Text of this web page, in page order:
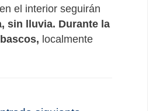
el interior seguirán
sin lluvia. Durante la
localmente